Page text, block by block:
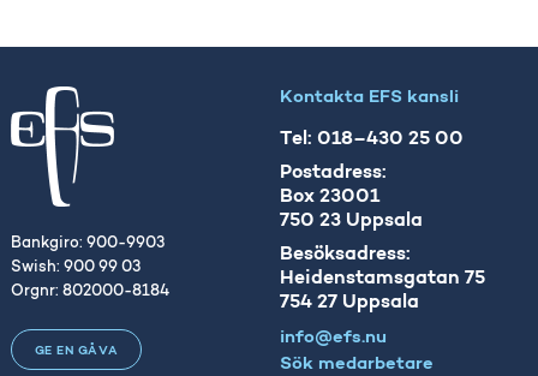
Bankgiro: 900-9903
Swish: 900 99 03
Orgnr: 802000-8184
GE EN GÅVA
Kontakta EFS kansli
Tel: 018–430 25 00
Postadress:
Box 23001
750 23 Uppsala
Besöksadress:
Heidenstamsgatan 75
754 27 Uppsala
info@efs.nu
Sök medarbetare